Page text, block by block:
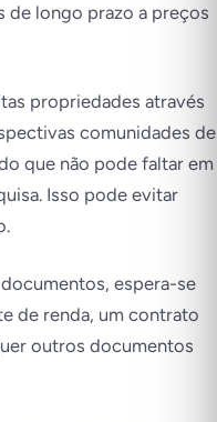
de longo prazo a preços
propriedades através
comunidades de
que não pode faltar em
Isso pode evitar
espera-se
de renda, um contrato
outros documentos